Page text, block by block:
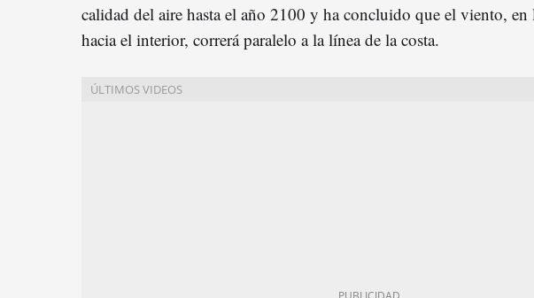
calidad del aire hasta el año 2100 y ha concluido que el viento, en
hacia el interior, correrá paralelo a la línea de la costa.